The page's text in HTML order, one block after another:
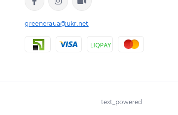
greeneraua@ukr.net
text_powered